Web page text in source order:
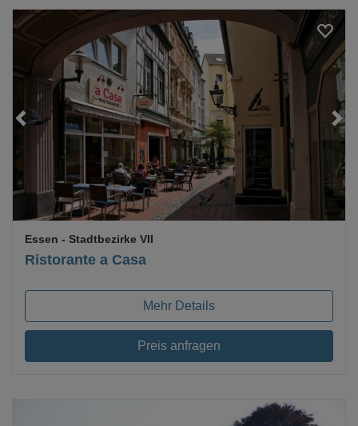
Ristorante a Casa
Essen - Stadtbezirke VII
Mehr Details
Preis anfragen